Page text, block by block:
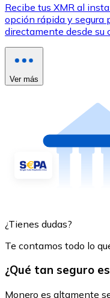
Recibe tus XMR al
opción rápida y segura
directamente desde su
Ver más
¿Tienes dudas?
Te contamos todo lo
¿Qué tan seguro
Monero es altamente